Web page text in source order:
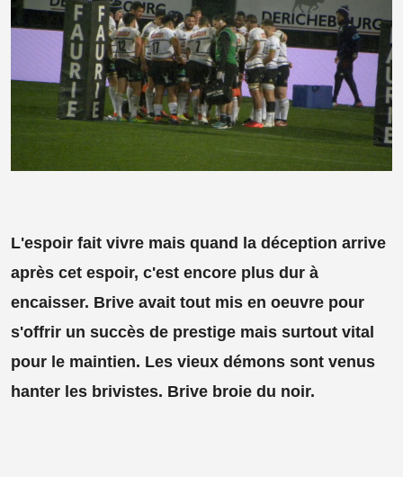
L'espoir fait vivre mais quand la déception arrive
après cet espoir, c'est encore plus dur à
encaisser. Brive avait tout mis en oeuvre pour
s'offrir un succès de prestige mais surtout vital
pour le maintien. Les vieux démons sont venus
hanter les brivistes. Brive broie du noir.